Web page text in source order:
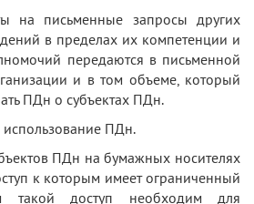
запросы других
в пределах их компетенции и
передаются в письменной
и в том объеме, который
ПДн о субъектах ПДн.
ПДн.
ПДн на бумажных носителях
к которым имеет ограниченный
такой доступ необходим для